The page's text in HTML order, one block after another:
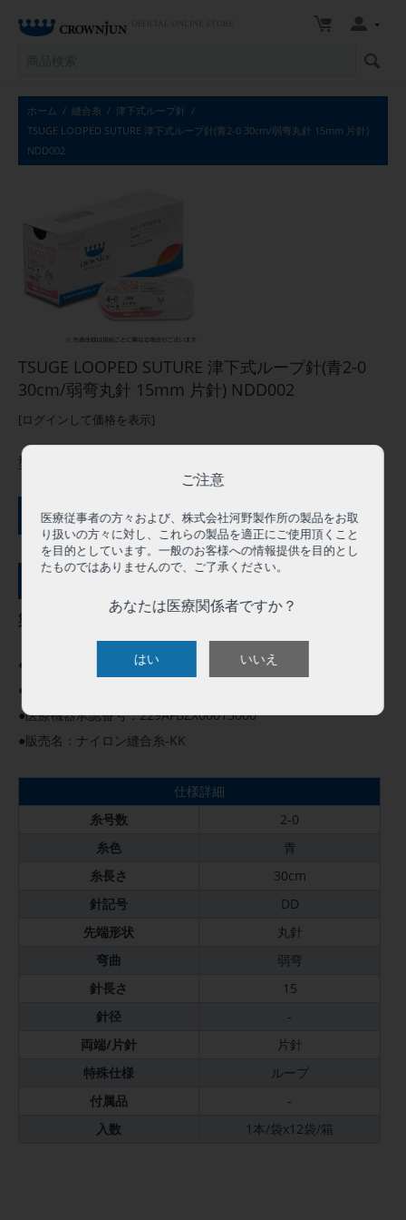
ホーム / 縫合糸 / 津下式ループ針 /
TSUGE LOOPED SUTURE 津下式ループ針(青2-0 30cm/弱弯丸針 15mm 片針)
NDD002
TSUGE LOOPED SUTURE 津下式ループ針(青2-0
30cm/弱弯丸針 15mm 片針) NDD002
[ログインして価格を表示]
型番:
ご購入にはログインが必要です
製品概要
●この製品は人体用として承認を得ています。
●高度管理医療機器 クラスⅢ
●医療機器承認番号：229AFBZX00015000
●販売名：ナイロン縫合糸-KK
仕様詳細
糸号数
2-0
糸色
青
糸長さ
30cm
針記号
DD
先端形状
丸針
弯曲
弱弯
針長さ
15
針径
-
両端/片針
片針
特殊仕様
ループ
付属品
-
入数
1本/袋x12袋/箱
ご注意
医療従事者の方々および、株式会社河野製作所の製品をお取
り扱いの方々に対し、これらの製品を適正にご使用頂くこと
を目的としています。一般のお客様への情報提供を目的とし
たものではありませんので、ご了承ください。
あなたは医療関係者ですか？
はい いいえ